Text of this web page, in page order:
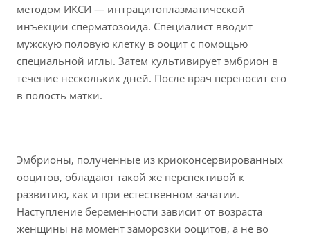
методом ИКСИ — интрацитоплазматической
инъекции сперматозоида. Специалист вводит
мужскую половую клетку в ооцит с помощью
специальной иглы. Затем культивирует эмбрион в
течение нескольких дней. После врач переносит его
в полость матки.
Эмбрионы, полученные из криоконсервированных
ооцитов, обладают такой же перспективой к
развитию, как и при естественном зачатии.
Наступление беременности зависит от возраста
женщины на момент заморозки ооцитов, а не во